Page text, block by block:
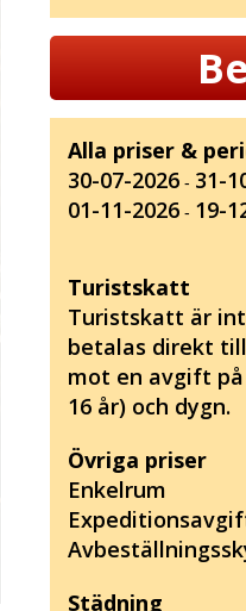
Alla priser &
30-07-2026‐ 31-
01-11-2026‐ 19-
Turistskatt
Turistskatt är
betalas direkt
mot en avgift på
16 år) och dygn.
Övriga priser
Enkelrum
Städning